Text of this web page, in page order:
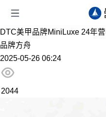
DTC美甲品牌MiniLuxe 24年
品牌方舟
2025-05-26 06:24
2044